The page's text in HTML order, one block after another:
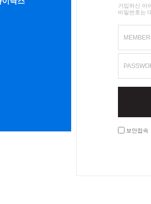
가입하신 아
비밀번호는
보안접속